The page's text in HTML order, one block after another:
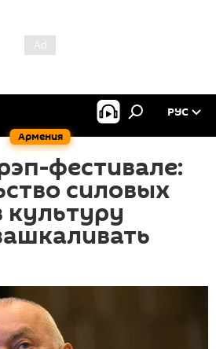
Армения
РУС
фестивале:
силовых
культуру